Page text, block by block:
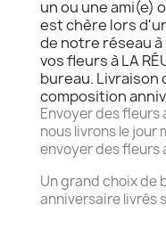
un ou une ami(e)
est chère lors
de notre réseau à
vos fleurs à LA
bureau. Livraison
composition
Envoyer des fleurs
nous livrons le jour
envoyer des fleurs
Un grand choix de
anniversaire livrés